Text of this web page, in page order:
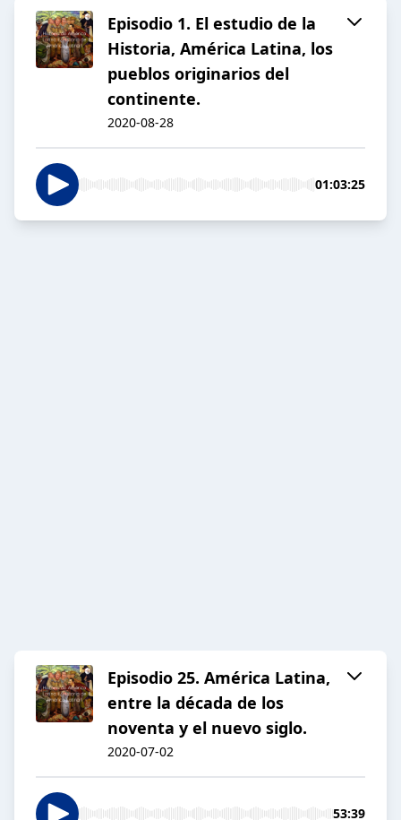
Episodio 1. El estudio de la
Historia, América Latina, los
pueblos originarios del
continente.
2020-08-28
01:03:25
Episodio 25. América Latina,
entre la década de los
noventa y el nuevo siglo.
2020-07-02
53:39